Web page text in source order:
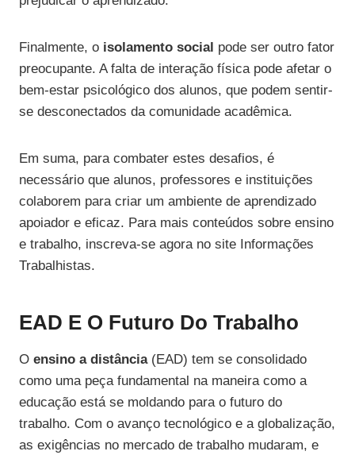
Finalmente, o isolamento social pode ser outro fator
preocupante. A falta de interação física pode afetar o
bem-estar psicológico dos alunos, que podem sentir-
se desconectados da comunidade acadêmica.
Em suma, para combater estes desafios, é
necessário que alunos, professores e instituições
colaborem para criar um ambiente de aprendizado
apoiador e eficaz. Para mais conteúdos sobre ensino
e trabalho, inscreva-se agora no site Informações
Trabalhistas.
EAD E O Futuro Do Trabalho
O ensino a distância(EAD) tem se consolidado
como uma peça fundamental na maneira como a
educação está se moldando para o futuro do
trabalho. Com o avanço tecnológico e a globalização,
as exigências no mercado de trabalho mudaram, e